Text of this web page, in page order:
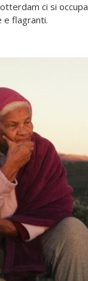
ci si
e flagranti.